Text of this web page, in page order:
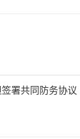
署共同防务协议